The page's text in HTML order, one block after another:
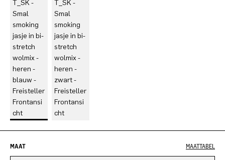
MAAT MAATTABEL